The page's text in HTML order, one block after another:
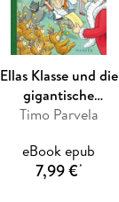
Ellas Klasse und die
gigantische
Weihnachtsfeier
Timo Parvela
eBook epub
7,99 €*